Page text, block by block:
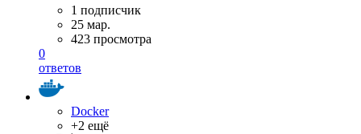
1 подписчик
25 мар.
423 просмотра
0
ответов
Docker
+2 ещё